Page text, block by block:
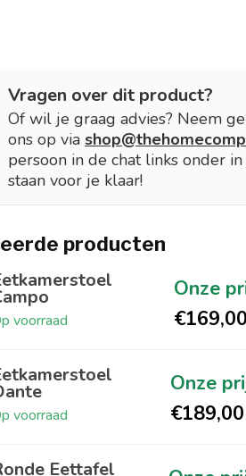
Vragen over dit product?
Of wil je graag advies? Neem
ons op via
persoon in de chat links onder
staan voor je klaar!
producten
voorraad €169,00
voorraad €189,00
Eettafel